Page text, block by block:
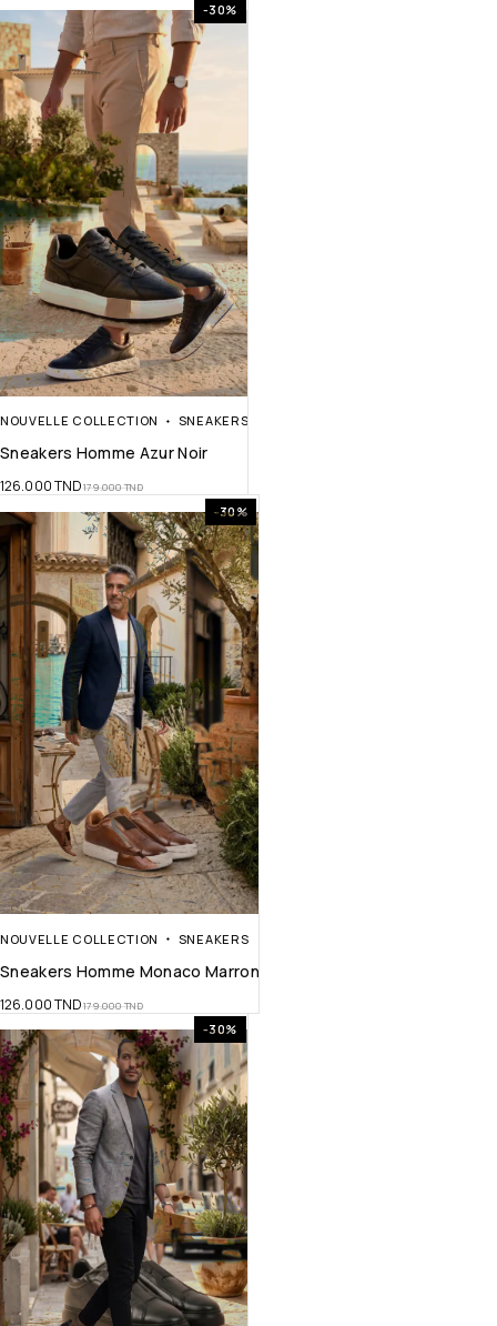
-30%
NOUVELLE COLLECTION SNEAKERS
Sneakers Homme Azur Noir
179.000TND
126.000TND
-30%
NOUVELLE COLLECTION SNEAKERS
Sneakers Homme Monaco Marron
179.000TND
126.000TND
-30%